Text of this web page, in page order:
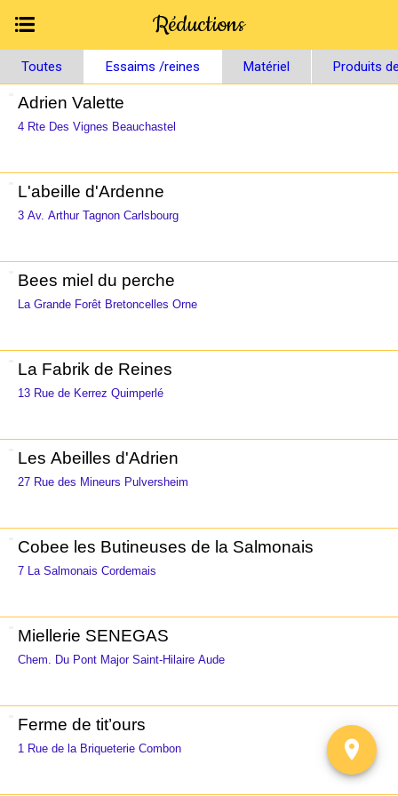
Réductions
Toutes Essaims /reines Matériel Produits
Adrien Valette
4 Rte Des Vignes Beauchastel
L'abeille d'Ardenne
3 Av. Arthur Tagnon Carlsbourg
Bees miel du perche
La Grande Forêt Bretoncelles Orne
La Fabrik de Reines
13 Rue de Kerrez Quimperlé
Les Abeilles d'Adrien
27 Rue des Mineurs Pulversheim
Cobee les Butineuses de la Salmonais
7 La Salmonais Cordemais
Miellerie SENEGAS
Chem. Du Pont Major Saint-Hilaire Aude
Ferme de tit’ours
1 Rue de la Briqueterie Combon